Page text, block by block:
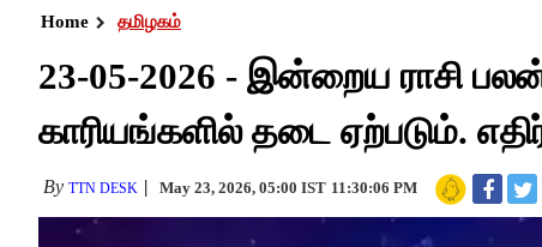
Home தமிழகம்
23-05-2026 - இன்றைய ராசி
காரியங்களில் தடை ஏற்படும்.
By TTN DESK May 23, 2026, 05:00 IST 11:30:06 PM